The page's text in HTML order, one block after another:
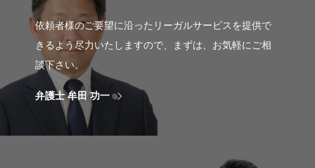
依頼者様のご要望に沿ったリーガルサービスを提供で
きるよう尽力いたしますので、まずは、お気軽にご相
談下さい。
弁護士 牟田 功一